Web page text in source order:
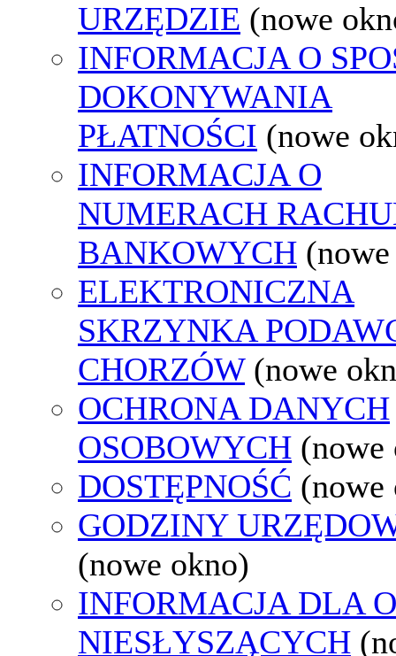
URZĘDZIE (nowe
INFORMACJA O
DOKONYWANIA
PŁATNOŚCI (nowe
INFORMACJA O
NUMERACH
BANKOWYCH
ELEKTRONICZNA
SKRZYNKA
CHORZÓW (nowe
OCHRONA DANYCH
OSOBOWYCH (nowe
DOSTĘPNOŚĆ (nowe
GODZINY
(nowe okno)
INFORMACJA DLA
NIESŁYSZĄCYCH